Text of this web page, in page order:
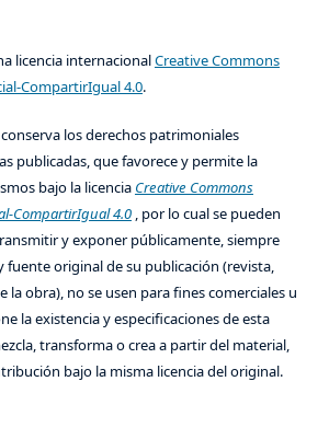
licencia internacionalCreative Commons
CompartirIgual 4.0.
conserva los derechos patrimoniales
publicadas, que favorece y permite la
bajo la licencia Creative Commons
CompartirIgual 4.0, por lo cual se pueden
y exponer públicamente, siempre
fuente original de su publicación (revista,
la obra), no se usen para fines comerciales u
la existencia y especificaciones de esta
transforma o crea a partir del material,
bajo la misma licencia del original.